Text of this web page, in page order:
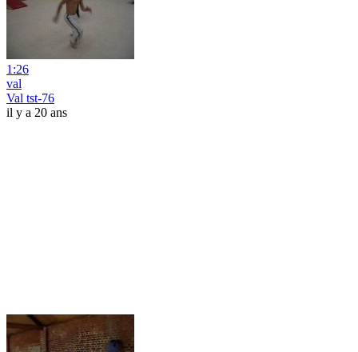
1:26
val
Val tst-76
il y a 20 ans